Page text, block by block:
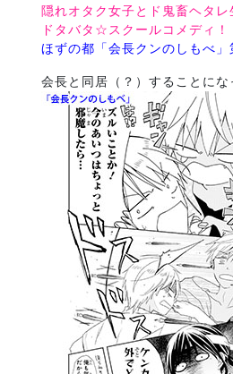
隠れオタク女子とド鬼畜ヘタレ
ドタバタ☆スクールコメディ！
ほずの都「会長クンのしもべ」
会長と同居（？）することにな